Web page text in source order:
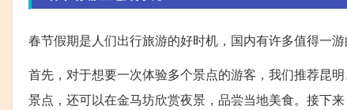
春节假期是人们出行旅游的好时机，国内有许多值得一
首先，对于想要一次体验多个景点的游客，我们推荐昆
景点，还可以在金马坊欣赏夜景，品尝当地美食。接下